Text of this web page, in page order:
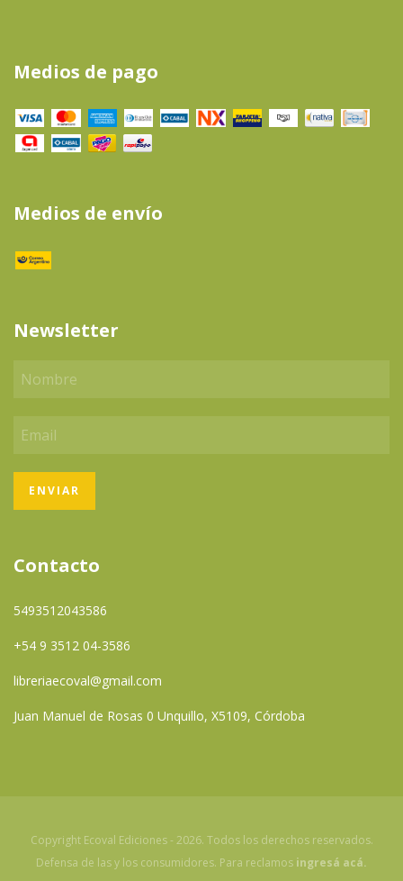
Medios de pago
Medios de envío
Newsletter
Contacto
5493512043586
+54 9 3512 04-3586
libreriaecoval@gmail.com
Juan Manuel de Rosas 0 Unquillo, X5109, Córdoba
Copyright Ecoval Ediciones - 2026. Todos los derechos reservados.
Defensa de las y los consumidores. Para reclamos ingresá acá.